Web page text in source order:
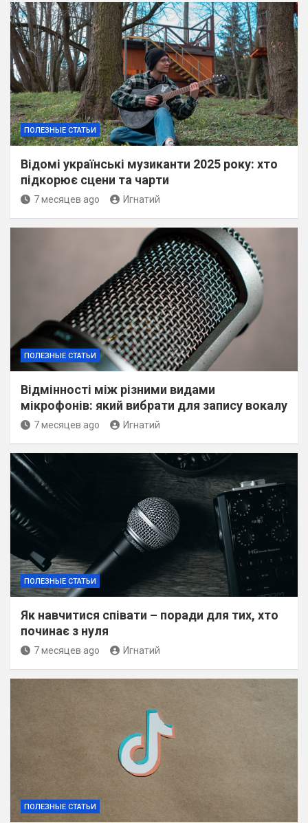
h
ПОЛЕЗНЫЕ СТАТЬИ
Відомі українські музиканти 2025 року: хто
підкорює сцени та чарти
7 месяцев ago Игнатий
ПОЛЕЗНЫЕ СТАТЬИ
Відмінності між різними видами
мікрофонів: який вибрати для запису вокалу
7 месяцев ago Игнатий
ПОЛЕЗНЫЕ СТАТЬИ
Як навчитися співати – поради для тих, хто
починає з нуля
7 месяцев ago Игнатий
ПОЛЕЗНЫЕ СТАТЬИ